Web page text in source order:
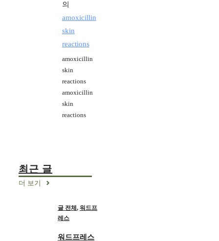
의
amoxicillin
skin
reactions
amoxicillin
skin
reactions
amoxicillin
skin
reactions
최근 글
더 보기
글 전체, 워드프
레스
워드프레스